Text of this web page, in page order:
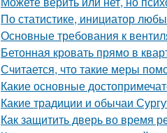
По статистике, инициатор
Основные требования к
Бетонная кровать прямо в
Считается, что такие меры
Какие основные
Какие традиции и обычаи
Как защитить дверь во время